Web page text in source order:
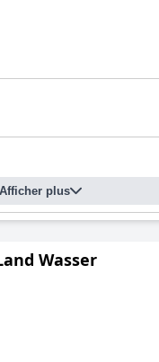
Afficher plus
Wasser